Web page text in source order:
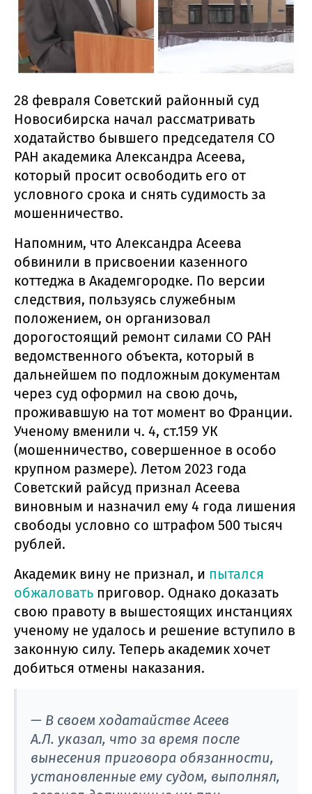
28 февраля Советский районный суд
Новосибирска начал рассматривать
ходатайство бывшего председателя СО
РАН академика Александра Асеева,
который просит освободить его от
условного срока и снять судимость за
мошенничество.
Напомним, что Александра Асеева
обвинили в присвоении казенного
коттеджа в Академгородке. По версии
следствия, пользуясь служебным
положением, он организовал
дорогостоящий ремонт силами СО РАН
ведомственного объекта, который в
дальнейшем по подложным документам
через суд оформил на свою дочь,
проживавшую на тот момент во Франции.
Ученому вменили ч. 4, ст.159 УК
(мошенничество, совершенное в особо
крупном размере). Летом 2023 года
Советский райсуд признал Асеева
виновным и назначил ему 4 года лишения
свободы условно со штрафом 500 тысяч
рублей.
Академик вину не признал, и пытался
обжаловать приговор. Однако доказать
свою правоту в вышестоящих инстанциях
ученому не удалось и решение вступило в
законную силу. Теперь академик хочет
добиться отмены наказания.
— В своем ходатайстве Асеев
А.Л. указал, что за время после
вынесения приговора обязанности,
установленные ему судом, выполнял,